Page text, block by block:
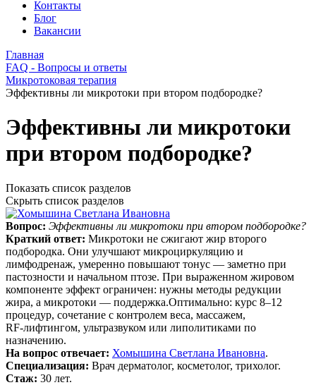
Контакты
Блог
Вакансии
Главная
FAQ - Вопросы и ответы
Микротоковая терапия
Эффективны ли микротоки при втором подбородке?
Эффективны ли микротоки
при втором подбородке?
Показать список разделов
Скрыть список разделов
Вопрос: Эффективны ли микротоки при втором подбородке?
Краткий ответ: Микротоки не сжигают жир второго
подбородка. Они улучшают микроциркуляцию и
лимфодренаж, умеренно повышают тонус — заметно при
пастозности и начальном птозе. При выраженном жировом
компоненте эффект ограничен: нужны методы редукции
жира, а микротоки — поддержка.Оптимально: курс 8–12
процедур, сочетание с контролем веса, массажем,
RF‑лифтингом, ультразвуком или липолитиками по
назначению.
На вопрос отвечает: Хомышина Светлана Ивановна.
Специализация: Врач дерматолог, косметолог, трихолог.
Стаж: 30 лет.